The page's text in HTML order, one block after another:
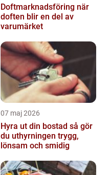
Doftmarknadsföring när
doften blir en del av
varumärket
07 maj 2026
Hyra ut din bostad så gör
du uthyrningen trygg,
lönsam och smidig